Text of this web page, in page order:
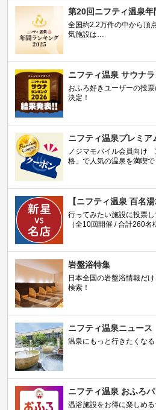
第20回ニフティ温泉
全国約2.2万件の中から頂
気施設は…
ニフティ温泉 サウナ
おふろ好きユーザーの投
決定！
ニフティ温泉プレミア
ノジマモバイル会員向け
格」で人気の温泉を満喫で
【ニフティ温泉 百名湯
行ってみたい施設に投票
（全10回開催 / 合計260名
岩盤浴特集
日本全国の岩盤浴情報だ
検索！
ニフティ温泉ニュース
温泉にもっと行きたくな
ニフティ温泉 おふろパ
温浴施設をお得に楽しめ